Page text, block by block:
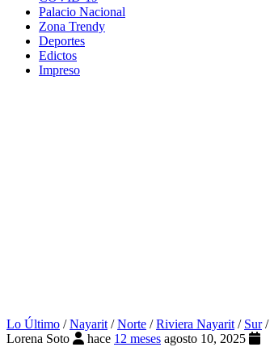
Palacio Nacional
Zona Trendy
Deportes
Edictos
Impreso
Lo Último /Nayarit/Norte /Riviera Nayarit/ Sur/
Lorena Soto
hace 12 meses agosto 10, 2025